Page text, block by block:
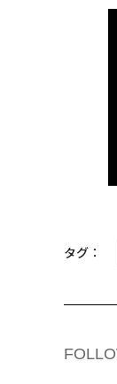
タグ：